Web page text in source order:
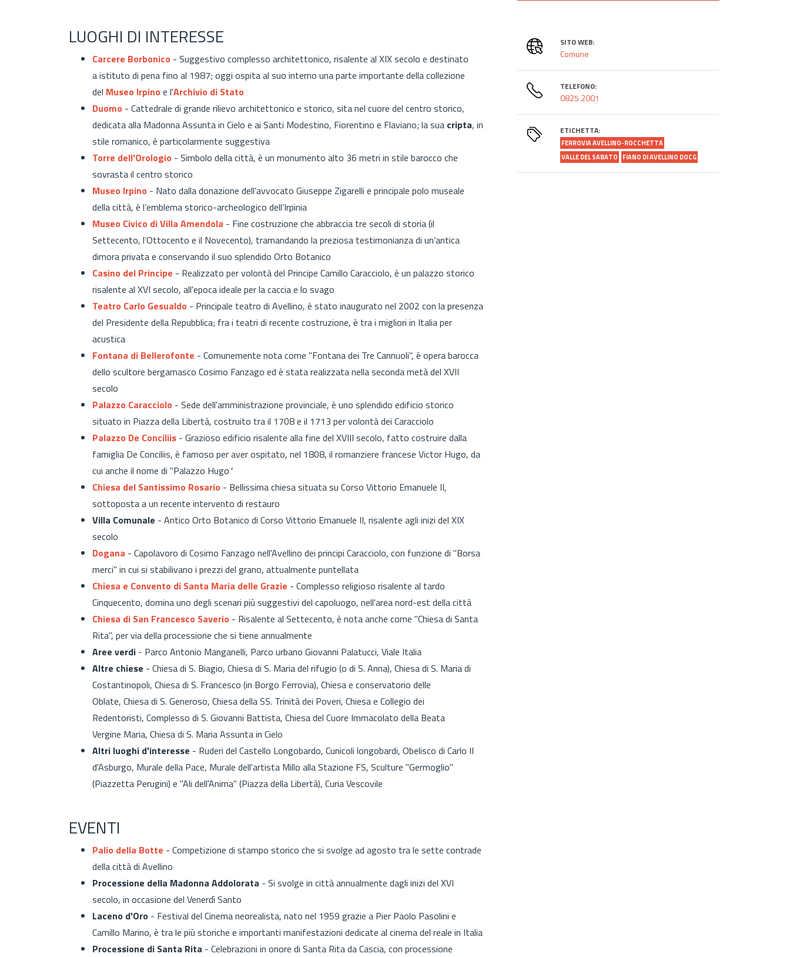
LUOGHI DI INTERESSE
Carcere Borbonico - Suggestivo complesso architettonico, risalente al XIX secolo e destinato
a istituto di pena fino al 1987; oggi ospita al suo interno una parte importante della collezione
del Museo Irpino e l'Archivio di Stato
Duomo - Cattedrale di grande rilievo architettonico e storico, sita nel cuore del centro storico,
dedicata alla Madonna Assunta in Cielo e ai Santi Modestino, Fiorentino e Flaviano; la sua cripta, in
stile romanico, è particolarmente suggestiva
Torre dell'Orologio - Simbolo della città, è un monumento alto 36 metri in stile barocco che
sovrasta il centro storico
Museo Irpino - Nato dalla donazione dell’avvocato Giuseppe Zigarelli e principale polo museale
della città, è l’emblema storico-archeologico dell’Irpinia
Museo Civico di Villa Amendola - Fine costruzione che abbraccia tre secoli di storia (il
Settecento, l’Ottocento e il Novecento), tramandando la preziosa testimonianza di un’antica
dimora privata e conservando il suo splendido Orto Botanico
Casino del Principe - Realizzato per volontà del Principe Camillo Caracciolo, è un palazzo storico
risalente al XVI secolo, all'epoca ideale per la caccia e lo svago
Teatro Carlo Gesualdo - Principale teatro di Avellino, è stato inaugurato nel 2002 con la presenza
del Presidente della Repubblica; fra i teatri di recente costruzione, è tra i migliori in Italia per
acustica
Fontana di Bellerofonte - Comunemente nota come "Fontana dei Tre Cannuoli", è opera barocca
dello scultore bergamasco Cosimo Fanzago ed è stata realizzata nella seconda metà del XVII
secolo
Palazzo Caracciolo - Sede dell'amministrazione provinciale, è uno splendido edificio storico
situato in Piazza della Libertà, costruito tra il 1708 e il 1713 per volontà dei Caracciolo
Palazzo De Conciliis - Grazioso edificio risalente alla fine del XVIII secolo, fatto costruire dalla
famiglia De Conciliis, è famoso per aver ospitato, nel 1808, il romanziere francese Victor Hugo, da
cui anche il nome di "Palazzo Hugo"
Chiesa del Santissimo Rosario - Bellissima chiesa situata su Corso Vittorio Emanuele II,
sottoposta a un recente intervento di restauro
Villa Comunale - Antico Orto Botanico di Corso Vittorio Emanuele II, risalente agli inizi del XIX
secolo
Dogana - Capolavoro di Cosimo Fanzago nell'Avellino dei principi Caracciolo, con funzione di "Borsa
merci" in cui si stabilivano i prezzi del grano, attualmente puntellata
Chiesa e Convento di Santa Maria delle Grazie - Complesso religioso risalente al tardo
Cinquecento, domina uno degli scenari più suggestivi del capoluogo, nell'area nord-est della città
Chiesa di San Francesco Saverio - Risalente al Settecento, è nota anche come "Chiesa di Santa
Rita", per via della processione che si tiene annualmente
Aree verdi - Parco Antonio Manganelli, Parco urbano Giovanni Palatucci, Viale Italia
Altre chiese - Chiesa di S. Biagio, Chiesa di S. Maria del rifugio (o di S. Anna), Chiesa di S. Maria di
Costantinopoli, Chiesa di S. Francesco (in Borgo Ferrovia), Chiesa e conservatorio delle
Oblate, Chiesa di S. Generoso, Chiesa della SS. Trinità dei Poveri, Chiesa e Collegio dei
Redentoristi, Complesso di S. Giovanni Battista, Chiesa del Cuore Immacolato della Beata
Vergine Maria, Chiesa di S. Maria Assunta in Cielo
Altri luoghi d'interesse - Ruderi del Castello Longobardo, Cunicoli longobardi, Obelisco di Carlo II
d'Asburgo, Murale della Pace, Murale dell'artista Millo alla Stazione FS, Sculture "Germoglio"
(Piazzetta Perugini) e "Ali dell'Anima" (Piazza della Libertà), Curia Vescovile
EVENTI
Palio della Botte - Competizione di stampo storico che si svolge ad agosto tra le sette contrade
della città di Avellino
Processione della Madonna Addolorata - Si svolge in città annualmente dagli inizi del XVI
secolo, in occasione del Venerdì Santo
Laceno d'Oro - Festival del Cinema neorealista, nato nel 1959 grazie a Pier Paolo Pasolini e
Camillo Marino, è tra le più storiche e importanti manifestazioni dedicate al cinema del reale in Italia
Processione di Santa Rita - Celebrazioni in onore di Santa Rita da Cascia, con processione
SITO WEB:
Comune
TELEFONO:
0825 2001
ETICHETTA:
FERROVIA AVELLINO-ROCCHETTA
VALLE DEL SABATO
FIANO DI AVELLINO DOCG